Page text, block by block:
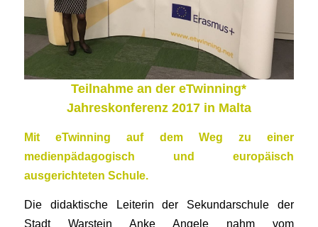
Teilnahme an der eTwinning*
Jahreskonferenz 2017 in Malta
Mit eTwinning auf dem Weg zu einer
medienpädagogisch und europäisch
ausgerichteten Schule.
Die didaktische Leiterin der Sekundarschule der
Stadt Warstein Anke Angele nahm vom